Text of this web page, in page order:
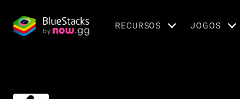
RECURSOS JOGOS